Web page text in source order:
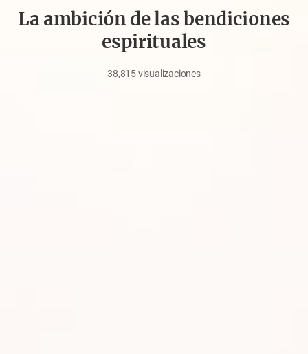
La ambición de las bendiciones
espirituales
julio
38,815visualizaciones